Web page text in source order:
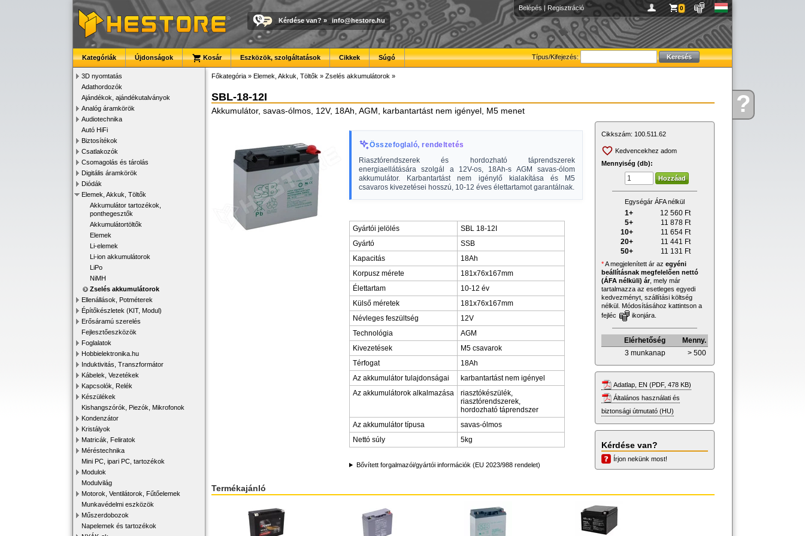
Kérdése?
Belépés | Regisztráció 0
Kérdése van? » info@hestore.hu
Típus/Kifejezés:
Kategóriák Újdonságok Kosár Eszközök, szolgáltatások Cikkek Súgó
3D nyomtatás
Adathordozók
Ajándékok, ajándékutalványok
Analóg áramkörök
Audiotechnika
Autó HiFi
Biztosítékok
Csatlakozók
Csomagolás és tárolás
Digitális áramkörök
Diódák
Elemek, Akkuk, Töltők
Akkumulátor tartozékok,
ponthegesztők
Akkumulátortöltők
Elemek
Li-elemek
Li-ion akkumulátorok
LiPo
NiMH
Zselés akkumulátorok
Ellenállások, Potméterek
Építőkészletek (KIT, Modul)
Erősáramú szerelés
Fejlesztőeszközök
Foglalatok
Hobbielektronika.hu
Induktivitás, Transzformátor
Kábelek, Vezetékek
Kapcsolók, Relék
Készülékek
Kishangszórók, Piezók, Mikrofonok
Kondenzátor
Kristályok
Matricák, Feliratok
Méréstechnika
Mini PC, ipari PC, tartozékok
Modulok
Modulvilág
Motorok, Ventilátorok, Fűtőelemek
Munkavédelmi eszközök
Műszerdobozok
Napelemek és tartozékok
Főkategória » Elemek, Akkuk, Töltők » Zselés akkumulátorok »
SBL-18-12I
Akkumulátor, savas-ólmos, 12V, 18Ah, AGM, karbantartást nem igényel, M5 menet
Összefoglaló, rendeltetés
Riasztórendszerek és hordozható táprendszerek
energiaellátására szolgál a 12V-os, 18Ah-s AGM savas-ólom
akkumulátor. Karbantartást nem igénylő kialakítása és M5
csavaros kivezetései hosszú, 10-12 éves élettartamot garantálnak.
Gyártói jelölés
SBL 18-12I
Gyártó
SSB
Kapacitás
18Ah
Korpusz mérete
181x76x167mm
Élettartam
10-12 év
Külső méretek
181x76x167mm
Névleges feszültség
12V
Technológia
AGM
Kivezetések
M5 csavarok
Térfogat
18Ah
Az akkumulátor tulajdonságai
karbantartást nem igényel
Az akkumulátorok alkalmazása
riasztókészülék,
riasztórendszerek,
hordozható táprendszer
Az akkumulátor típusa
savas-ólmos
Nettó súly
5kg
Bővített forgalmazói/gyártói információk (EU 2023/988 rendelet)
Cikkszám: 100.511.62
Kedvencekhez adom
Mennyiség (db):
Egységár ÁFA nélkül
1+ 12 560 Ft
5+
11 878 Ft
10+
11 654 Ft
20+
11 441 Ft
50+
11 131 Ft
*A megjelenített ár az egyéni
beállításnak megfelelően nettó
(ÁFA nélküli) ár, mely már
tartalmazza az esetleges egyedi
kedvezményt, szállítási költség
nélkül. Módosításához kattintson a
fejléc
ikonjára.
Elérhetőség
Menny.
3 munkanap
> 500
Adatlap, EN (PDF, 478 KB)
Általános használati és
biztonsági útmutató (HU)
Kérdése van?
Írjon nekünk most!
Termékajánló